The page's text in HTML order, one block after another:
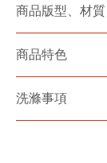
商品版型、材質
商品特色
洗滌事項